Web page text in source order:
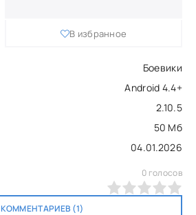
Боевики
Android 4.4+
2.10.5
50 Мб
04.01.2026
В избранное
КОММЕНТАРИЕВ (1)
0 голосов